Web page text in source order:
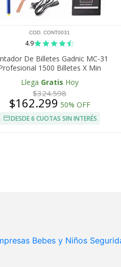
COD. CONT0031
4.9
De Billetes Gadnic MC-31
1500 Billetes X Min
Llega Gratis Hoy
$324.598
$162.299 50% OFF
DESDE 6 CUOTAS SIN INTERÉS
Bebes y Niños